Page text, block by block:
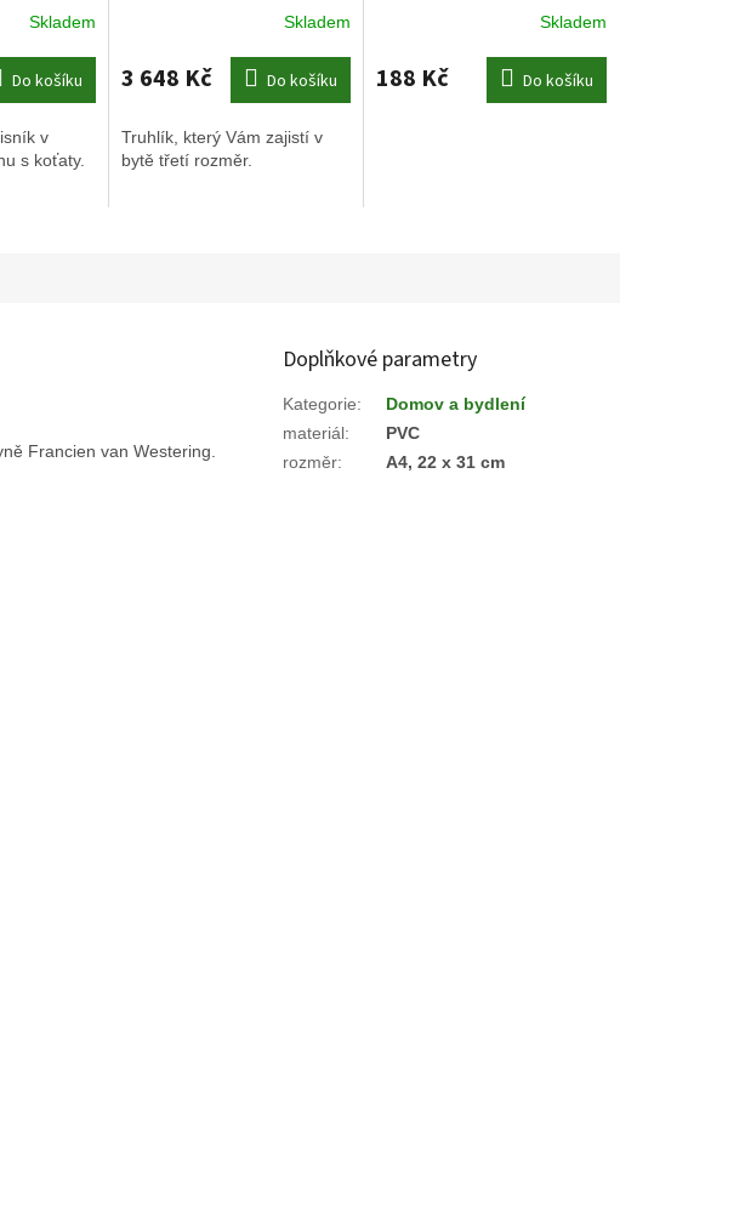
Skladem
Do košíku
v
s koťaty.
Skladem
3 648 Kč Do košíku
Truhlík, který Vám zajistí v
bytě třetí rozměr.
Skladem
188 Kč Do košíku
Francien van Westering.
Doplňkové parametry
Kategorie:
Domov a bydlení
materiál:
PVC
rozměr: A4, 22 x 31 cm